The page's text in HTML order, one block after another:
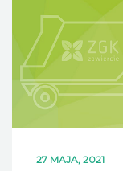
27 MAJA, 2021